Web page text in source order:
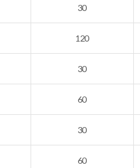
30
120
30
60
30
60